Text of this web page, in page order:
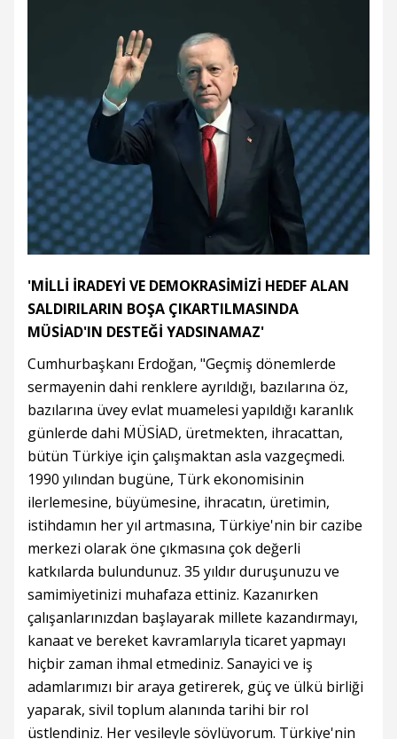
'MİLLİ İRADEYİ VE DEMOKRASİMİZİ HEDEF ALAN
SALDIRILARIN BOŞA ÇIKARTILMASINDA
MÜSİAD'IN DESTEĞİ YADSINAMAZ'
Cumhurbaşkanı Erdoğan, "Geçmiş dönemlerde
sermayenin dahi renklere ayrıldığı, bazılarına öz,
bazılarına üvey evlat muamelesi yapıldığı karanlık
günlerde dahi MÜSİAD, üretmekten, ihracattan,
bütün Türkiye için çalışmaktan asla vazgeçmedi.
1990 yılından bugüne, Türk ekonomisinin
ilerlemesine, büyümesine, ihracatın, üretimin,
istihdamın her yıl artmasına, Türkiye'nin bir cazibe
merkezi olarak öne çıkmasına çok değerli
katkılarda bulundunuz. 35 yıldır duruşunuzu ve
samimiyetinizi muhafaza ettiniz. Kazanırken
çalışanlarınızdan başlayarak millete kazandırmayı,
kanaat ve bereket kavramlarıyla ticaret yapmayı
hiçbir zaman ihmal etmediniz. Sanayici ve iş
adamlarımızı bir araya getirerek, güç ve ülkü birliği
yaparak, sivil toplum alanında tarihi bir rol
üstlendiniz. Her vesileyle söylüyorum. Türkiye'nin